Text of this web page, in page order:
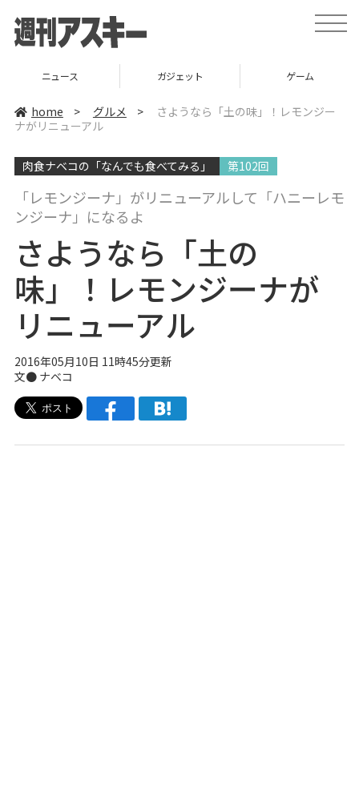
t
o
v
n
ニュース ガジェット ゲーム
home > グルメ >
さようなら「土の味」！レモンジー
ナがリニューアル
肉食ナベコの「なんでも食べてみる」 第102回
「レモンジーナ」がリニューアルして「ハニーレモ
ンジーナ」になるよ
さようなら「土の
味」！レモンジーナが
リニューアル
2016年05月10日 11時45分更新
文● ナベコ